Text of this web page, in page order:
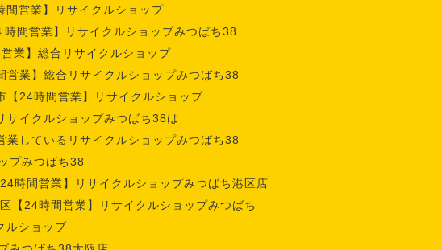
間営業】リサイクルショップ
時間営業】リサイクルショップみつばち38
業】総合リサイクルショップ
営業】総合リサイクルショップみつばち38
【24時間営業】リサイクルショップ
サイクルショップみつばち38は
しているリサイクルショップみつばち38
プみつばち38
時間営業】リサイクルショップみつばち港区店
【24時間営業】リサイクルショップみつばち
ルショップ